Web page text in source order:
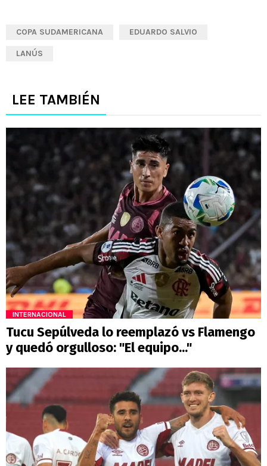
COPA SUDAMERICANA EDUARDO SALVIO
LANÚS
LEE TAMBIÉN
INTERNACIONAL
Tucu Sepúlveda lo reemplazó vs Flamengo
y quedó orgulloso: "El equipo..."